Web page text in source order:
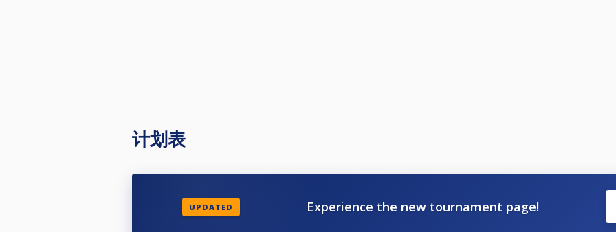
计划表
UPDATED Experience the new tournament page!